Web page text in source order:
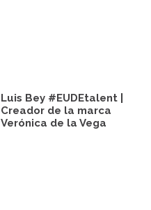
Luis Bey #EUDEtalent |
Creador de la marca
Verónica de la Vega